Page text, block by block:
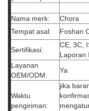
Nama merk:
Chora
Tempat asal:
Foshan
Sertifikasi:
CE, 3C,
Laporan
Layanan
OEM/ODM:
Ya
Waktu
pengiriman:
jika